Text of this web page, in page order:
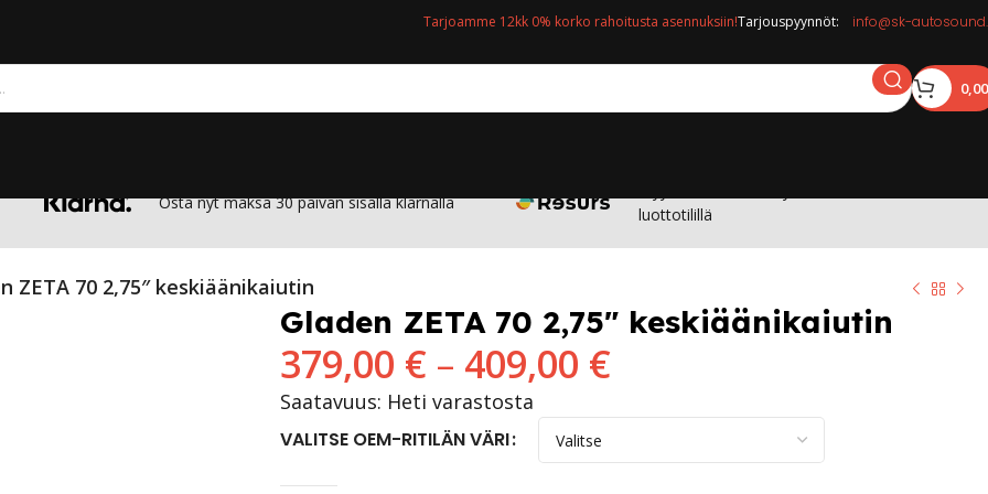
Tarjoamme 12kk 0% korko rahoitusta asennuksiin!Tarjouspyynnöt: info@sk-
Osta nyt maksa 30 päivän sisällä klarnalla
luottotilillä
ZETA 70 2,75″ keskiäänikaiutin
Gladen ZETA 70 2,75″ keskiäänikaiutin
379,00 € – 409,00 €
Saatavuus: Heti varastosta
VALITSE OEM-RITILÄN VÄRI